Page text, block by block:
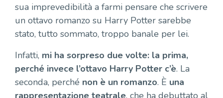
sua imprevedibilità a farmi pensare che scrivere
un ottavo romanzo su Harry Potter sarebbe
stato, tutto sommato, troppo banale per lei.
Infatti, mi ha sorpreso due volte: la prima,
perché invece l’ottavo Harry Potter c’è. La
seconda, perché non è un romanzo. È una
rappresentazione teatrale, che ha debuttato al